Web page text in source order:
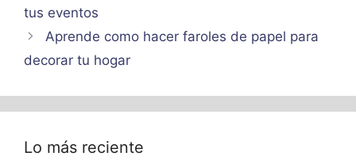
tus eventos
Aprende como hacer faroles de papel para
decorar tu hogar
Lo más reciente